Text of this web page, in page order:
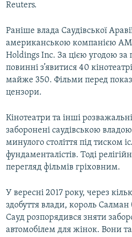
Reuters.
Раніше влада Саудівської
американською компанією
Holdings Inc. За цією угодою за
повинні з’явитися 40
майже 350. Фільми перед
цензори.
Кінотеатри та інші
заборонені саудівською
минулого століття під тиском
фундаменталістів. Тоді
перегляд фільмів гріховним.
У вересні 2017 року, через
здобуття влади, король Салман
Сауд розпорядився зняти
автомобілем для жінок. Вони